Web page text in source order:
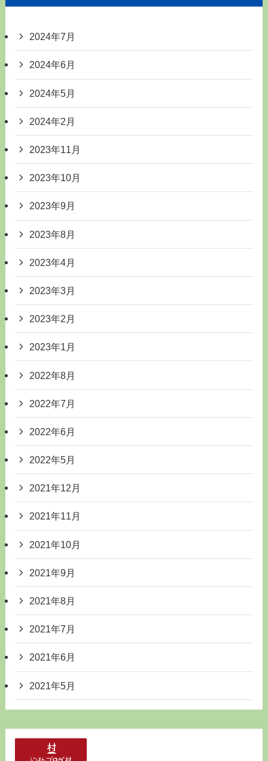
2024年7月
2024年6月
2024年5月
2024年2月
2023年11月
2023年10月
2023年9月
2023年8月
2023年4月
2023年3月
2023年2月
2023年1月
2022年8月
2022年7月
2022年6月
2022年5月
2021年12月
2021年11月
2021年10月
2021年9月
2021年8月
2021年7月
2021年6月
2021年5月